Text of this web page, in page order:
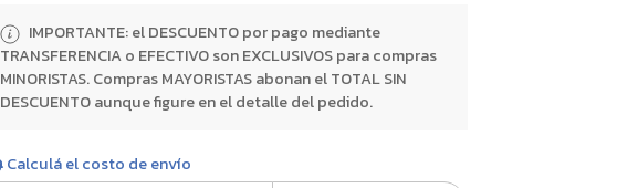
IMPORTANTE: el DESCUENTO por pago mediante
TRANSFERENCIA o EFECTIVO son EXCLUSIVOS para compras
MINORISTAS. Compras MAYORISTAS abonan el TOTAL SIN
DESCUENTO aunque figure en el detalle del pedido.
Calculá el costo de envío